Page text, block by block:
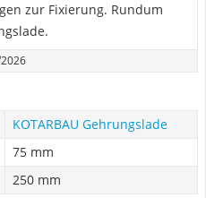
zur Fixierung. Rundum
KOTARBAU Gehrungslade
75 mm
250 mm